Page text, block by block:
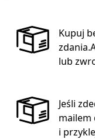
Kupuj
lub
Jeśli
mailem
i